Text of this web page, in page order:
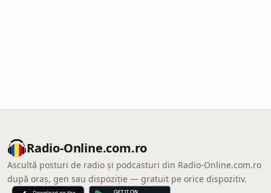
Radio-Online.com.ro
Ascultă posturi de radio și podcasturi din Radio-Online.com.ro
după oraș, gen sau dispoziție — gratuit pe orice dispozitiv.